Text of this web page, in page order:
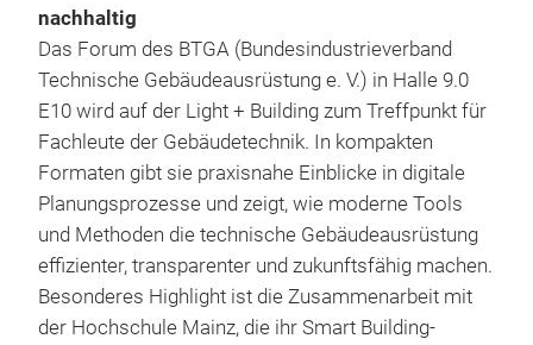
nachhaltig
Das Forum des BTGA (Bundesindustrieverband
Technische Gebäudeausrüstung e. V.) in Halle 9.0
E10 wird auf der Light + Building zum Treffpunkt für
Fachleute der Gebäudetechnik. In kompakten
Formaten gibt sie praxisnahe Einblicke in digitale
Planungsprozesse und zeigt, wie moderne Tools
und Methoden die technische Gebäudeausrüstung
effizienter, transparenter und zukunftsfähig machen.
Besonderes Highlight ist die Zusammenarbeit mit
der Hochschule Mainz, die ihr Smart Building-